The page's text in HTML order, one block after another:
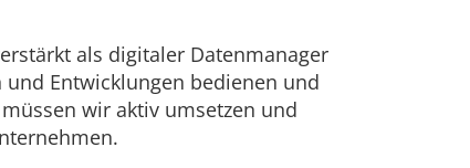
als digitaler Datenmanager
Entwicklungen bedienen und
wir aktiv umsetzen und